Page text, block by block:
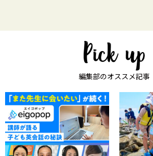
編集部のオススメ記事